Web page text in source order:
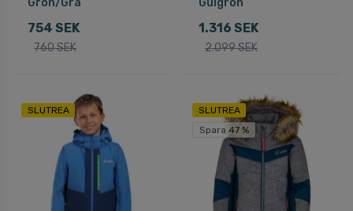
Grön/Grå
754 SEK
760 SEK
Gulgrön
1.316 SEK
2.099 SEK
SLUTREA
SLUTREA
Spara 47 %